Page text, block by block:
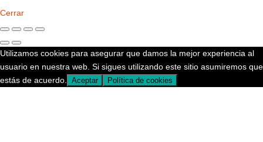
Cerrar
Utilizamos cookies para asegurar que damos la mejor experiencia al
usuario en nuestra web. Si sigues utilizando este sitio asumiremos que
estás de acuerdo.
Aceptar Política de cookies